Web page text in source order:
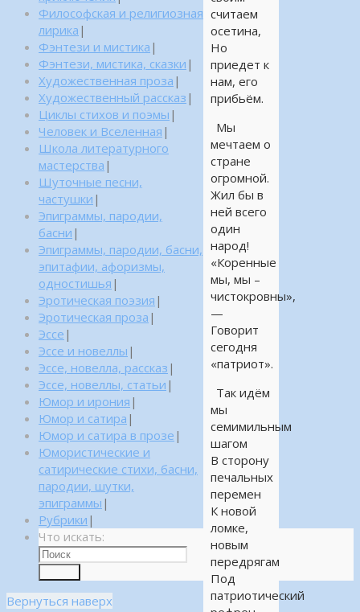
считаем
осетина,
Но
приедет к
нам, его
прибьём.
Мы
мечтаем о
стране
огромной.
Жил бы в
ней всего
один
народ!
«Коренные
мы, мы –
чистокровны»,
—
Говорит
сегодня
«патриот».
Так идём
мы
семимильным
шагом
В сторону
печальных
перемен
К новой
ломке,
новым
передрягам
Под
патриотический
Философская и религиозная
лирика |
Фэнтези и мистика |
Фэнтези, мистика, сказки |
Художественная проза |
Художественный рассказ |
Циклы стихов и поэмы |
Человек и Вселенная |
Школа литературного
мастерства |
Шуточные песни,
частушки |
Эпиграммы, пародии,
басни |
Эпиграммы, пародии, басни,
эпитафии, афоризмы,
одностишья |
Эротическая поэзия |
Эротическая проза |
Эссе |
Эссе и новеллы |
Эссе, новелла, рассказ |
Эссе, новеллы, статьи |
Юмор и ирония |
Юмор и сатира |
Юмор и сатира в прозе |
Юмористические и
сатирические стихи, басни,
пародии, шутки,
эпиграммы |
Рубрики |
Что искать:
Вернуться наверх